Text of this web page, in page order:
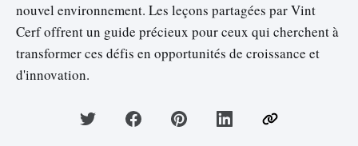
nouvel environnement. Les leçons partagées par Vint
Cerf offrent un guide précieux pour ceux qui cherchent à
transformer ces défis en opportunités de croissance et
d'innovation.